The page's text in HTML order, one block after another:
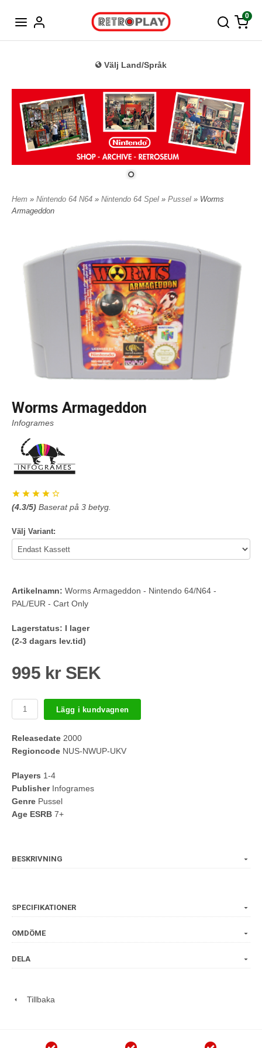
0
Välj Land/Språk
Hem » Nintendo 64 N64 » Nintendo 64 Spel » Pussel » Worms
Armageddon
Worms Armageddon
Infogrames
(4.3/5) Baserat på 3 betyg.
Välj Variant:
Artikelnamn: Worms Armageddon - Nintendo 64/N64 -
PAL/EUR - Cart Only
Lagerstatus: I lager
(2-3 dagars lev.tid)
995 kr SEK
Lägg i kundvagnen
Releasedate 2000
Regioncode NUS-NWUP-UKV
Players 1-4
PublisherInfogrames
Genre Pussel
Age ESRB 7+
BESKRIVNING
SPECIFIKATIONER
OMDÖME
DELA
Tillbaka